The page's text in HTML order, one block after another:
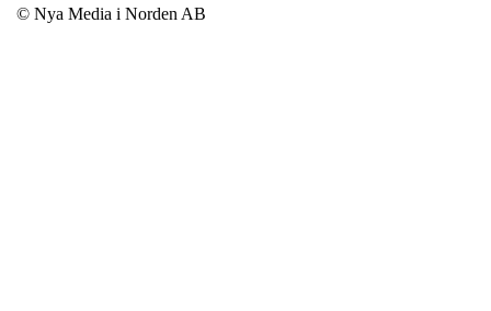
© Nya Media i Norden AB